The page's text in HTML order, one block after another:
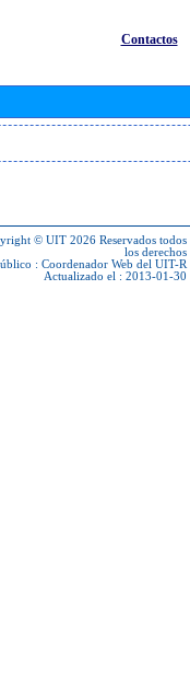
Contactos
© UIT 2026 Reservados todos
los derechos
: Coordenador Web del UIT-R
Actualizado el : 2013-01-30